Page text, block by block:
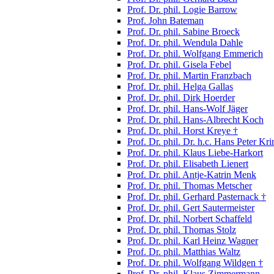
Prof. Dr. phil. Logie Barrow
Prof. John Bateman
Prof. Dr. phil. Sabine Broeck
Prof. Dr. phil. Wendula Dahle
Prof. Dr. phil. Wolfgang Emmerich
Prof. Dr. phil. Gisela Febel
Prof. Dr. phil. Martin Franzbach
Prof. Dr. phil. Helga Gallas
Prof. Dr. phil. Dirk Hoerder
Prof. Dr. phil. Hans-Wolf Jäger
Prof. Dr. phil. Hans-Albrecht Koch
Prof. Dr. phil. Horst Kreye †
Prof. Dr. phil. Dr. h.c. Hans Peter
Prof. Dr. phil. Klaus Liebe-Harkort
Prof. Dr. phil. Elisabeth Lienert
Prof. Dr. phil. Antje-Katrin Menk
Prof. Dr. phil. Thomas Metscher
Prof. Dr. phil. Gerhard Pasternack †
Prof. Dr. phil. Gert Sautermeister
Prof. Dr. phil. Norbert Schaffeld
Prof. Dr. phil. Thomas Stolz
Prof. Dr. phil. Karl Heinz Wagner
Prof. Dr. phil. Matthias Waltz
Prof. Dr. phil. Wolfgang Wildgen †